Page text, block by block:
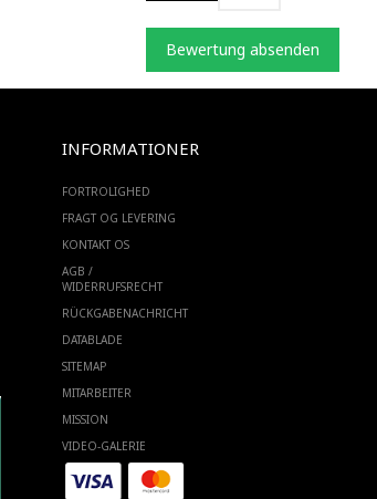
Bewertung absenden
INFORMATIONER
FORTROLIGHED
FRAGT OG LEVERING
KONTAKT OS
AGB /
WIDERRUFSRECHT
RÜCKGABENACHRICHT
DATABLADE
SITEMAP
MITARBEITER
MISSION
VIDEO-GALERIE